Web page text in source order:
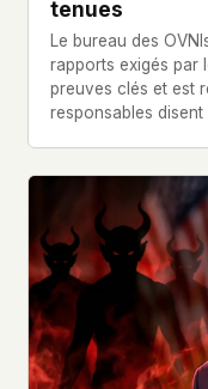
tenues
Le bureau des
rapports exigés par
preuves clés et est
responsables